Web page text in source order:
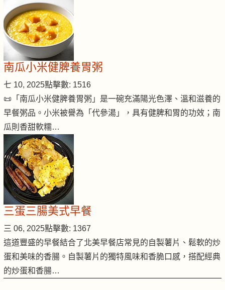
南瓜小米健脾養胃粥
七 10, 2025點擊數: 1516
📜「南瓜小米健脾養胃粥」是一碗充滿陽光色澤、溫和滋養的
早餐粥品。小米被譽為「代參湯」，具有健脾和胃的功效；南
瓜則香甜軟糯…
三蛋三腸美式早餐
三 06, 2025點擊數: 1367
這道豐盛的早餐結合了北美早餐店常見的自製薯片、鬆軟的炒
蛋和美味的香腸。自製薯片的獨特風味和香脆口感，搭配經典
的炒蛋和香腸…